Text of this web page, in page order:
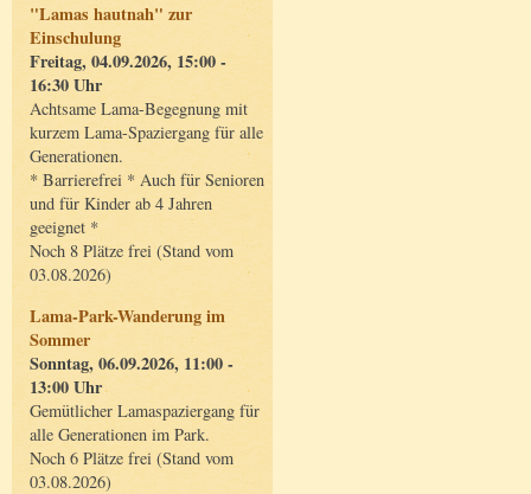
"Lamas hautnah" zur
Einschulung
Freitag, 04.09.2026, 15:00 -
16:30 Uhr
Achtsame Lama-Begegnung mit
kurzem Lama-Spaziergang für alle
Generationen.
* Barrierefrei * Auch für Senioren
und für Kinder ab 4 Jahren
geeignet *
Noch 8 Plätze frei (Stand vom
03.08.2026)
Lama-Park-Wanderung im
Sommer
Sonntag, 06.09.2026, 11:00 -
13:00 Uhr
Gemütlicher Lamaspaziergang für
alle Generationen im Park.
Noch 6 Plätze frei (Stand vom
03.08.2026)